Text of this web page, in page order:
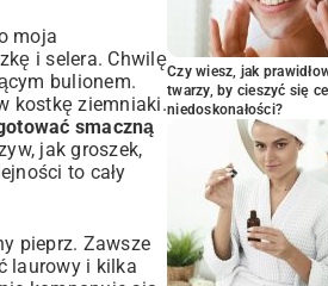
moja
i selera. Chwilę
bulionem.
kostkę ziemniaki.
smaczną
jak groszek,
to cały
pieprz. Zawsze
laurowy i kilka
Czy wiesz, jak
twarzy, by cieszyć się
niedoskonałości?